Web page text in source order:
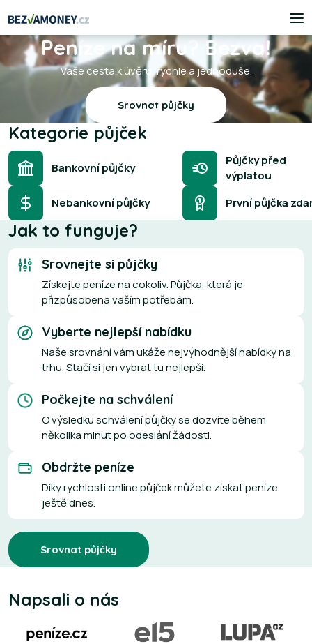
Peníze na míru? Bezva!
Vaše cesta k úvěru, rychle a jednoduše.
Srovnat půjčky
Kategorie půjček
Bankovní půjčky
Nebankovní půjčky
Půjčky před
výplatou
První půjčka
Jak to funguje?
Srovnejte si půjčky
Získejte peníze na cokoliv. Půjčka, která je
přizpůsobena vaším potřebám.
Vyberte nejlepší nabídku
Naše srovnání vám ukáže nejvýhodnější nabídky na
trhu. Stačí si jen vybrat tu nejlepší.
Počkejte na schválení
O výsledku schválení půjčky se dozvíte během
několika minut po odeslání žádosti.
Obdržte peníze
Díky rychlosti online půjček můžete získat peníze
ještě dnes.
Srovnat půjčky
Napsali o nás